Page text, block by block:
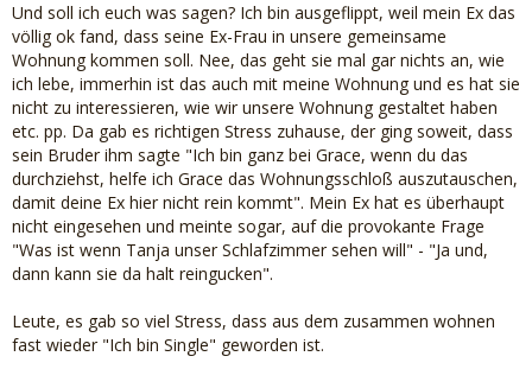
Und soll ich euch was sagen? Ich bin ausgeflippt, weil mein Ex das
völlig ok fand, dass seine Ex-Frau in unsere gemeinsame
Wohnung kommen soll. Nee, das geht sie mal gar nichts an, wie
ich lebe, immerhin ist das auch mit meine Wohnung und es hat sie
nicht zu interessieren, wie wir unsere Wohnung gestaltet haben
etc. pp. Da gab es richtigen Stress zuhause, der ging soweit, dass
sein Bruder ihm sagte "Ich bin ganz bei Grace, wenn du das
durchziehst, helfe ich Grace das Wohnungsschloß auszutauschen,
damit deine Ex hier nicht rein kommt". Mein Ex hat es überhaupt
nicht eingesehen und meinte sogar, auf die provokante Frage
"Was ist wenn Tanja unser Schlafzimmer sehen will" - "Ja und,
dann kann sie da halt reingucken".
Leute, es gab so viel Stress, dass aus dem zusammen wohnen
fast wieder "Ich bin Single" geworden ist.